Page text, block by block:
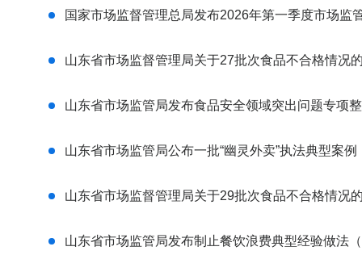
风
防
国家市场监督管理总局发布2026年第一季度市场监
山东省市场监督管理局关于27批次食品不合格情况
山东省市场监管局发布食品安全领域突出问题专项
山东省市场监管局公布一批“幽灵外卖”执法典型案例
山东省市场监督管理局关于29批次食品不合格情况
山东省市场监管局发布制止餐饮浪费典型经验做法